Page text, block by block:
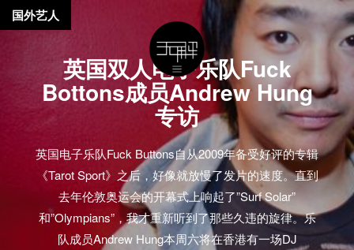
英国双人电子乐队Fuck
Bottons成员Andrew Hung
专访
英国电子乐队Fuck Buttons自从2009年备受好评的专辑
《Tarot Sport》之后，好像就放慢了发片的速度。直到
去年伦敦奥运会的开幕式上响起了”Surf Solar”
和”Olympians”，我才重新听到了那些久违的旋律。乐
队成员Andrew Hung本周六将在香港有一场DJ
国外艺人